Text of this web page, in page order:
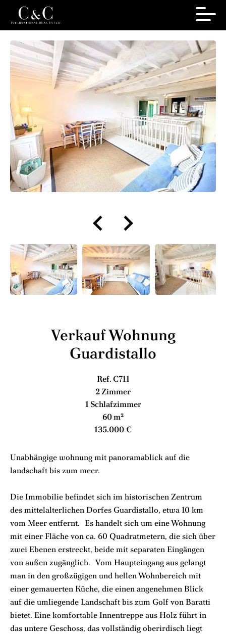
Verkauf Wohnung
Guardistallo
Ref. C711
2 Zimmer
1 Schlafzimmer
60 m²
135.000 €
Unabhängige wohnung mit panoramablick auf die
landschaft bis zum meer.
Die Immobilie befindet sich im historischen Zentrum
des mittelalterlichen Dorfes Guardistallo, etwa 10 km
vom Meer entfernt. Es handelt sich um eine Wohnung
mit einer Fläche von ca. 60 Quadratmetern, die sich über
zwei Ebenen erstreckt, beide mit separaten Eingängen
von außen zugänglich. Vom Haupteingang aus gelangt
man in den großzügigen und hellen Wohnbereich mit
einer gemauerten Küche, die einen angenehmen Blick
auf die umliegende Landschaft bis zum Golf von Baratti
bietet. Eine komfortable Innentreppe aus Holz führt in
das untere Geschoss, das vollständig oberirdisch liegt